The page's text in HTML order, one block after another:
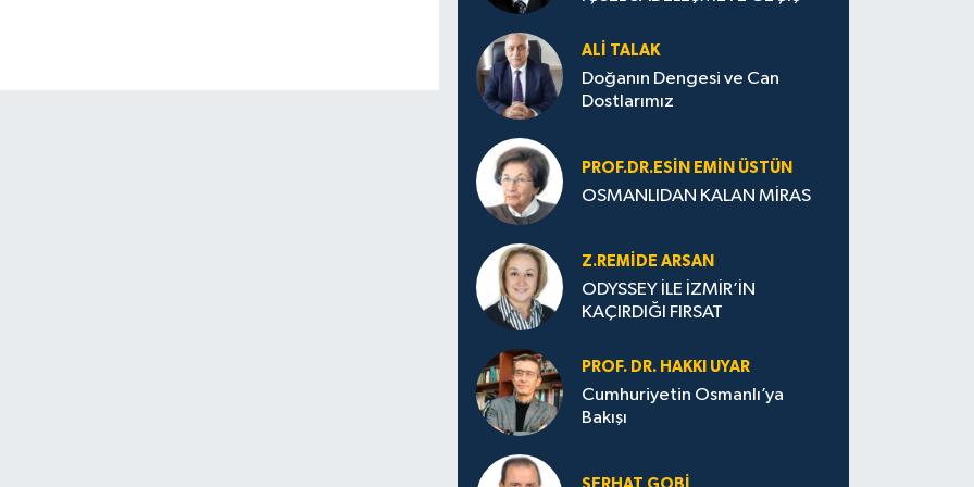
ALI TALAK
Doğanın Dengesi ve Can
Dostlarımız
PROF.DR.ESIN EMIN ÜSTÜN
OSMANLIDAN KALAN MİRAS
Z.REMIDE ARSAN
ODYSSEY İLE İZMİR’İN
KAÇIRDIĞI FIRSAT
PROF. DR. HAKKI UYAR
Cumhuriyetin Osmanlı’ya
Bakışı